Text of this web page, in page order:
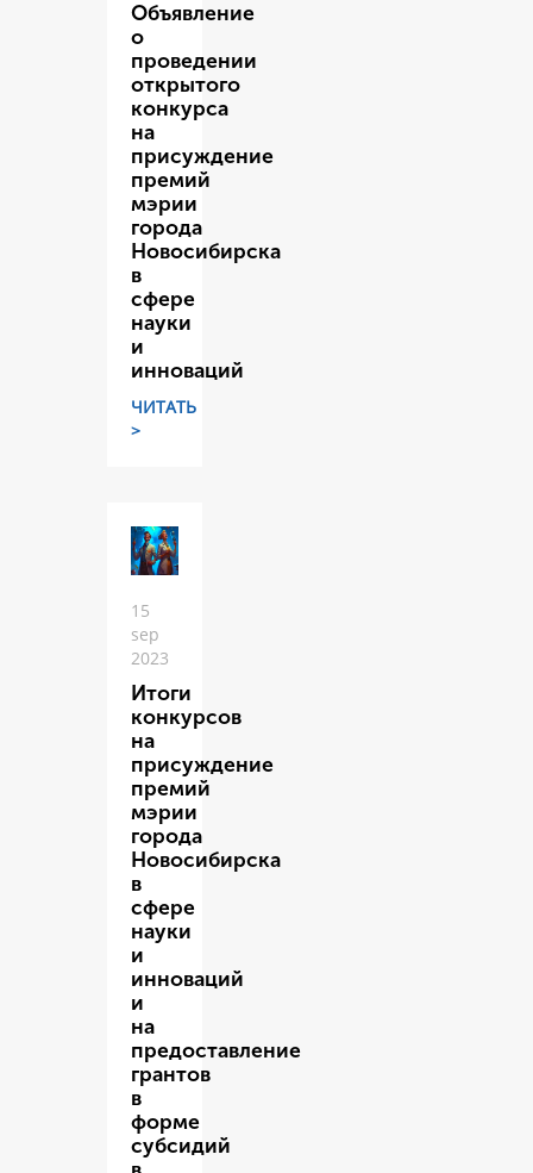
Объявление
о
проведении
открытого
конкурса
на
присуждение
премий
мэрии
города
Новосибирска
в
сфере
науки
и
инноваций
ЧИТАТЬ
>
15
sep
2023
Итоги
конкурсов
на
присуждение
премий
мэрии
города
Новосибирска
в
сфере
науки
и
инноваций
и
на
предоставление
грантов
в
форме
субсидий